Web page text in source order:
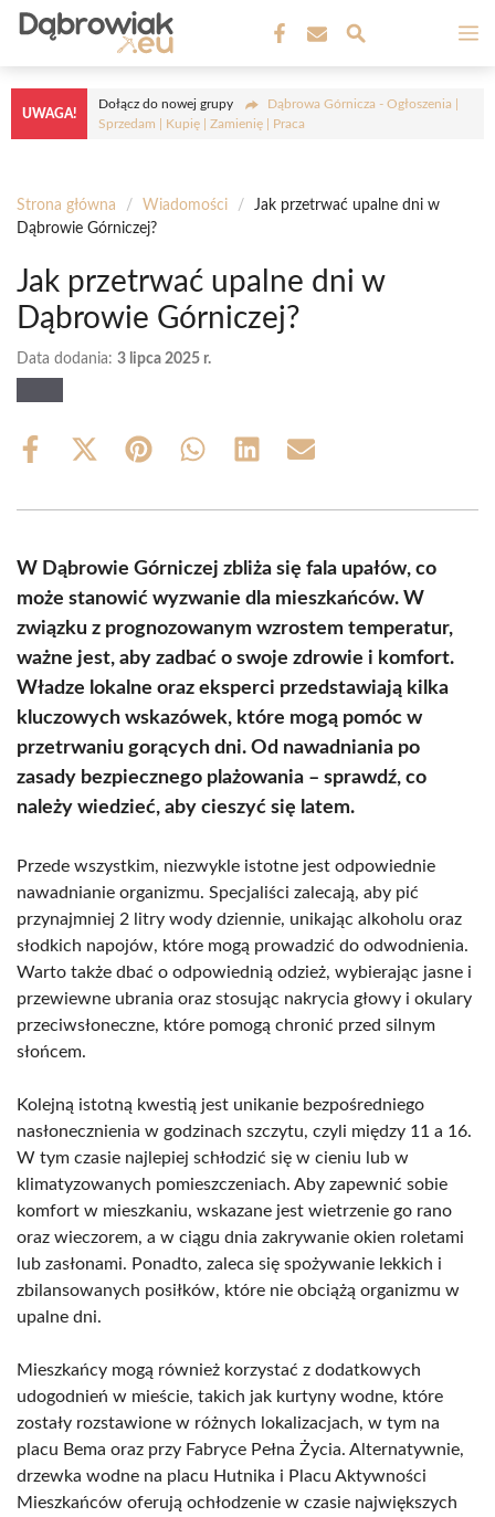
Przejdź
treści
UWAGA!
Dołącz do nowej grupy
Dąbrowa Górnicza - Ogłoszenia |
Sprzedam | Kupię | Zamienię | Praca
Strona główna / Wiadomości /
Jak przetrwać upalne dni w
Dąbrowie Górniczej?
Jak przetrwać upalne dni w
Dąbrowie Górniczej?
Data dodania: 3 lipca 2025 r.
Share
Share
(Twitter)
Share Share Share Share
W Dąbrowie Górniczej zbliża się fala upałów, co
może stanowić wyzwanie dla mieszkańców. W
związku z prognozowanym wzrostem temperatur,
ważne jest, aby zadbać o swoje zdrowie i komfort.
Władze lokalne oraz eksperci przedstawiają kilka
kluczowych wskazówek, które mogą pomóc w
przetrwaniu gorących dni. Od nawadniania po
zasady bezpiecznego plażowania – sprawdź, co
należy wiedzieć, aby cieszyć się latem.
Przede wszystkim, niezwykle istotne jest odpowiednie
nawadnianie organizmu. Specjaliści zalecają, aby pić
przynajmniej 2 litry wody dziennie, unikając alkoholu oraz
słodkich napojów, które mogą prowadzić do odwodnienia.
Warto także dbać o odpowiednią odzież, wybierając jasne i
przewiewne ubrania oraz stosując nakrycia głowy i okulary
przeciwsłoneczne, które pomogą chronić przed silnym
słońcem.
Kolejną istotną kwestią jest unikanie bezpośredniego
nasłonecznienia w godzinach szczytu, czyli między 11 a 16.
W tym czasie najlepiej schłodzić się w cieniu lub w
klimatyzowanych pomieszczeniach. Aby zapewnić sobie
komfort w mieszkaniu, wskazane jest wietrzenie go rano
oraz wieczorem, a w ciągu dnia zakrywanie okien roletami
lub zasłonami. Ponadto, zaleca się spożywanie lekkich i
zbilansowanych posiłków, które nie obciążą organizmu w
upalne dni.
Mieszkańcy mogą również korzystać z dodatkowych
udogodnień w mieście, takich jak kurtyny wodne, które
zostały rozstawione w różnych lokalizacjach, w tym na
placu Bema oraz przy Fabryce Pełna Życia. Alternatywnie,
drzewka wodne na placu Hutnika i Placu Aktywności
Mieszkańców oferują ochłodzenie w czasie największych